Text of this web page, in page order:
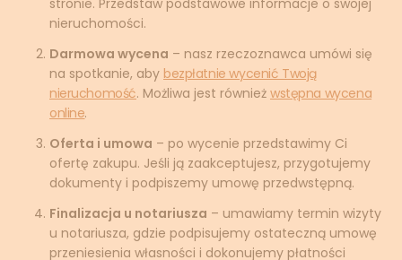
nieruchomości.
Darmowa wycena – nasz rzeczoznawca umówi się
na spotkanie, aby bezpłatnie wycenić Twoją
nieruchomość. Możliwa jest również wstępna wycena
online.
Oferta i umowa – po wycenie przedstawimy Ci
ofertę zakupu. Jeśli ją zaakceptujesz, przygotujemy
dokumenty i podpiszemy umowę przedwstępną.
Finalizacja u notariusza – umawiamy termin wizyty
u notariusza, gdzie podpisujemy ostateczną umowę
przeniesienia własności i dokonujemy płatności